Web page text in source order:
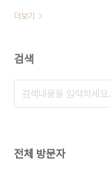
더보기
검색
전체 방문자